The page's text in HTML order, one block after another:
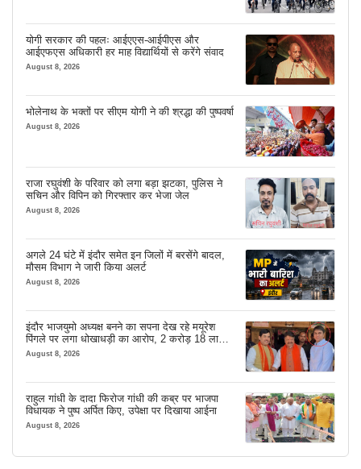
योगी सरकार की पहलः आईएएस-आईपीएस और
आईएफएस अधिकारी हर माह विद्यार्थियों से करेंगे संवाद
August 8, 2026
भोलेनाथ के भक्तों पर सीएम योगी ने की श्रद्धा की पुष्पवर्षा
August 8, 2026
राजा रघुवंशी के परिवार को लगा बड़ा झटका, पुलिस ने
सचिन और विपिन को गिरफ्तार कर भेजा जेल
August 8, 2026
अगले 24 घंटे में इंदौर समेत इन जिलों में बरसेंगे बादल,
मौसम विभाग ने जारी किया अलर्ट
August 8, 2026
इंदौर भाजयुमो अध्यक्ष बनने का सपना देख रहे मयूरेश
पिंगले पर लगा धोखाधड़ी का आरोप, 2 करोड़ 18 लाख
लेने के बाद भी नहीं दिया जमीन का कब्जा
August 8, 2026
राहुल गांधी के दादा फिरोज गांधी की कब्र पर भाजपा
विधायक ने पुष्प अर्पित किए, उपेक्षा पर दिखाया आईना
August 8, 2026